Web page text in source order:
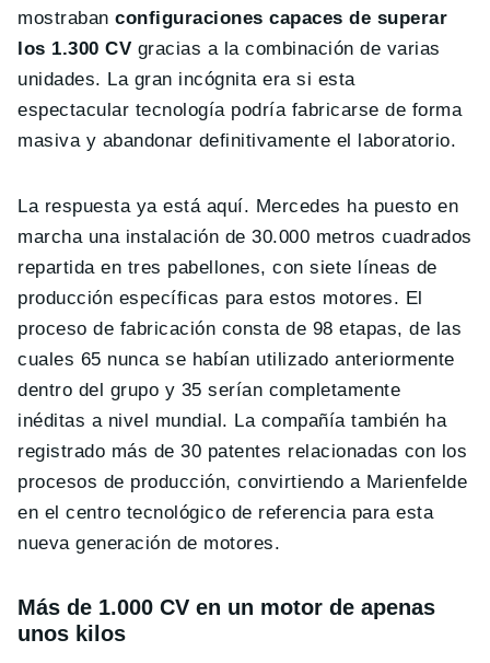
mostraban configuraciones capaces de superar
los 1.300 CV gracias a la combinación de varias
unidades. La gran incógnita era si esta
espectacular tecnología podría fabricarse de forma
masiva y abandonar definitivamente el laboratorio.
La respuesta ya está aquí. Mercedes ha puesto en
marcha una instalación de 30.000 metros cuadrados
repartida en tres pabellones, con siete líneas de
producción específicas para estos motores. El
proceso de fabricación consta de 98 etapas, de las
cuales 65 nunca se habían utilizado anteriormente
dentro del grupo y 35 serían completamente
inéditas a nivel mundial. La compañía también ha
registrado más de 30 patentes relacionadas con los
procesos de producción, convirtiendo a Marienfelde
en el centro tecnológico de referencia para esta
nueva generación de motores.
Más de 1.000 CV en un motor de apenas
unos kilos